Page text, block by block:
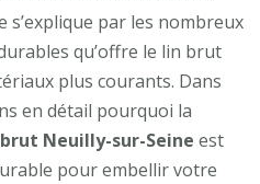
par les nombreux
qu’offre le lin brut
plus courants. Dans
en détail pourquoi la
Neuilly-sur-Seine est
pour embellir votre